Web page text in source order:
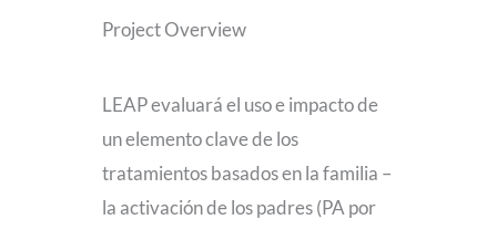
Project Overview
LEAP evaluará el uso e impacto de
un elemento clave de los
tratamientos basados en la familia –
la activación de los padres (PA por